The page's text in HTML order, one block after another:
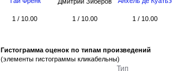
1 / 10.00 1 / 10.00 1 / 10.00
Гистограмма оценок по типам произведений
(элементы гистограммы кликабельны)